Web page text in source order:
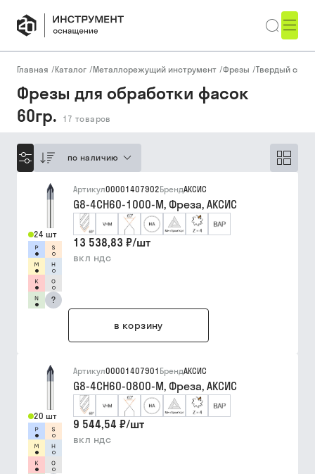
Главная /Каталог /Металлорежущий инструмент /Фрезы /Твердый
Фрезы для обработки фасок
60гр.
17 товаров
по наличию
24 шт
?
Артикул00001407902БрендАКСИС
G8-4CH60-1000-M, Фреза, АКСИС
13 538,83 ₽/шт
вкл ндс
в корзину
20 шт
Артикул00001407901 БрендАКСИС
G8-4CH60-0800-M, Фреза, АКСИС
9 544,54 ₽/шт
вкл ндс